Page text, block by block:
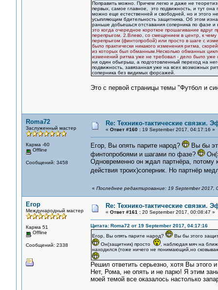
Поправить можно. Причем легко и даже не
первых, самое главное, это подвижность, и тут
можно еще естественней и свободней, но и этого
усыпляющим бдительность защитника. Об этом
раньше добьешься отставания соперника по фазе
это когда очередное короткое прошагивание
перепрыгом. 2.Влево, со смещением в центр, к
перепрыгом (финтопробой) или просто в шаге с
было практически никакого изменения ритма,
из которых был обманным.Несколько обманных
изменений ритма уже не требовал - дело было уже
ни один обыгрыш, а подготовленный переход на
подвижность, завязанная уже на всех возможных
соперника без видимых форсажей.
Это с первой страницы темы "Футбол и
Roma72
Заслуженный мастер
Карма -60
Offline
Сообщений: 3458
Re: Технико-тактические связки.
« Ответ #160 :19 September 2017, 04:17:16 »
Егор, Вы опять парите народ?
Вы бы
финтопробоями и шагами по фазе?
Одновременно он ждал партнёра,
действия троих)соперник. Но партнёр
« Последнее редактирование: 19 September 2017,
Егор
Международный мастер
Карма 51
Offline
Сообщений: 2338
Re: Технико-тактические связки.
« Ответ #161 :20 September 2017, 00:08:47 »
Цитата: Roma72 от 19 September 2017, 04:17:16
Егор, Вы опять парите народ?
Вы бы этого
Он(защитник) просто
, наблюдая мяч на
находился (тоже ничего не понимающий,но
Решил ответить серьезно, хотя Вы этого
Нет, Рома, не опять и не парю! Я этим
моей темой все оказалось настолько